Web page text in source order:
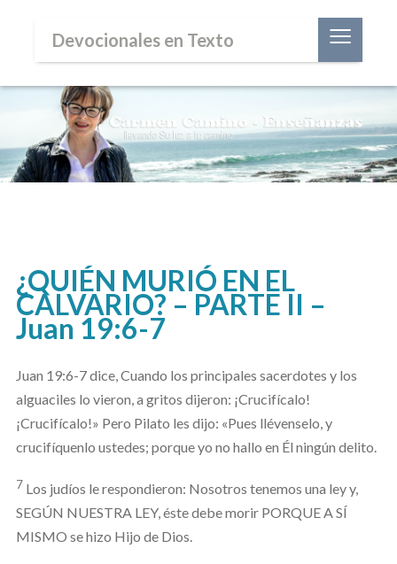
Devocionales en Texto ≡
¿QUIÉN MURIÓ EN EL
CALVARIO? – PARTE II –
Juan 19:6-7
Juan 19:6-7 dice,Cuando los principales sacerdotes y los
alguaciles lo vieron, a gritos dijeron: ¡Crucifícalo!
¡Crucifícalo!» Pero Pilato les dijo: «Pues llévenselo, y
crucifíquenlo ustedes; porque yo no hallo en Él ningún delito.
7 Los judíos le respondieron: Nosotros tenemos una ley y,
SEGÚN NUESTRA LEY, éste debe morir PORQUE A SÍ
MISMO se hizo Hijo de Dios.